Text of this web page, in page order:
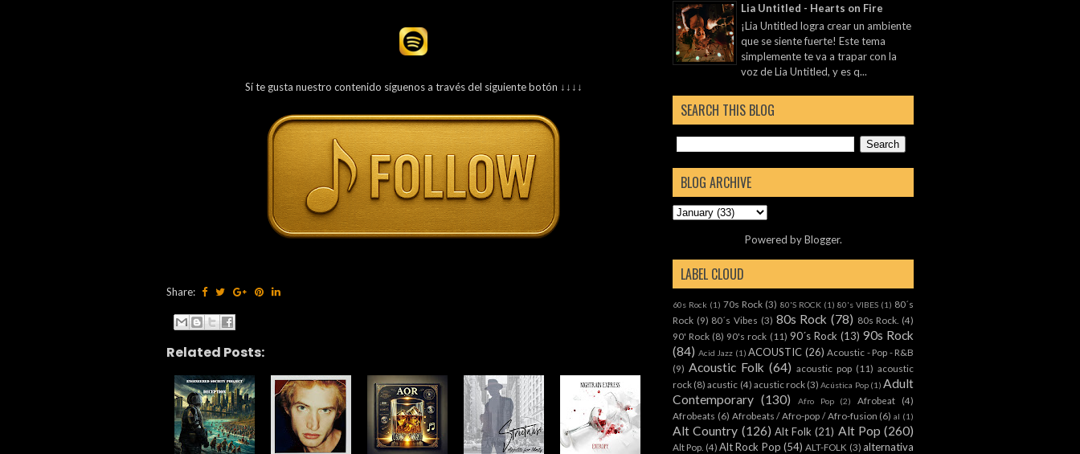
Sí te gusta nuestro contenido síguenos a través del siguiente botón ↓↓↓↓
Share:
Related Posts:
Lia Untitled - Hearts on Fire
¡Lia Untitled logra crear un ambiente
que se siente fuerte! Este tema
simplemente te va a trapar con la
voz de Lia Untitled, y es q...
SEARCH THIS BLOG
BLOG ARCHIVE
Powered byBlogger.
LABEL CLOUD
60s Rock (1) 70s Rock (3) 80'S ROCK (1) 80's VIBES (1) 80´s
Rock (9) 80´s Vibes (3) 80s Rock (78) 80s Rock. (4)
90' Rock (8) 90's rock (11) 90´s Rock (13) 90s Rock
(84) Acid Jazz (1) ACOUSTIC (26) Acoustic - Pop - R&B
(9) Acoustic Folk (64) acoustic pop (11) acoustic
rock (8) acustic (4) acustic rock (3) Acústica Pop (1) Adult
Contemporary (130) Afro Pop (2) Afrobeat
(4)
Afrobeats (6) Afrobeats / Afro-pop / Afro-fusion (6) al (1)
Alt Country (126) Alt Folk (21) Alt Pop (260)
Alt Pop. (4) Alt Rock Pop (54) ALT-FOLK (3) alternativa